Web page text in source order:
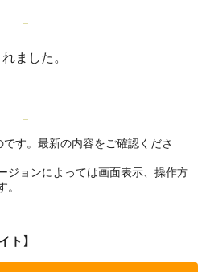
ました。
す。最新の内容をご確認くださ
ジョンによっては画面表示、操作方
。
ト】